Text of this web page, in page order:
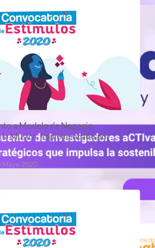
a Modelo de Negocio
Música, Implementado por
Mayo 2020